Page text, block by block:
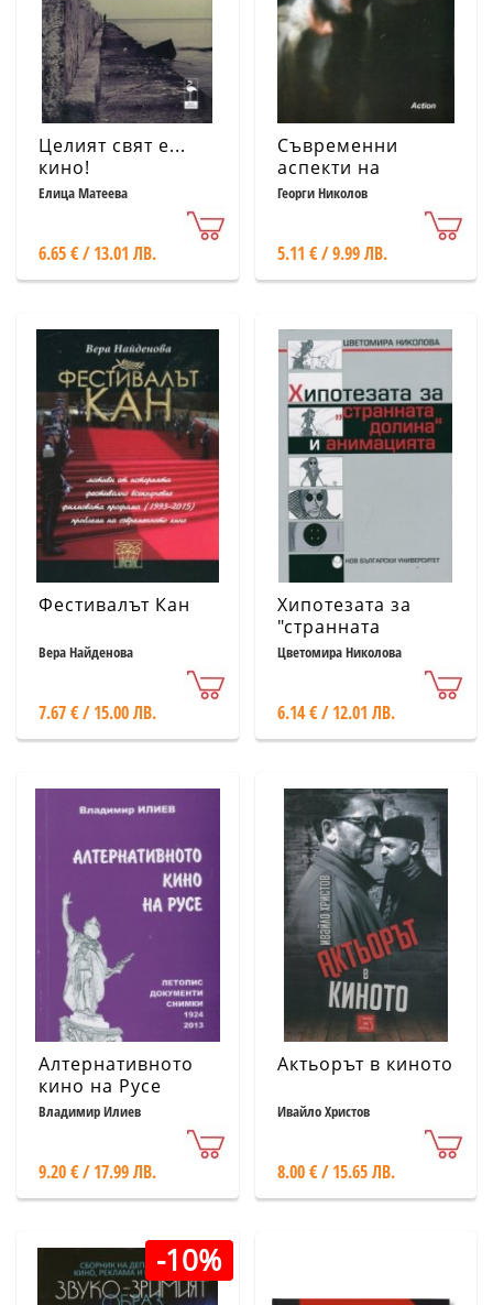
Целият свят е...
кино!
Елица Матеева
6.65 € / 13.01 ЛВ.
Съвременни
аспекти на
екранната
Георги Николов
5.11 € / 9.99 ЛВ.
Фестивалът Кан
Вера Найденова
7.67 € / 15.00 ЛВ.
Хипотезата за
"странната
долина" и
Цветомира Николова
6.14 € / 12.01 ЛВ.
Алтернативното
кино на Русе
(Летопис,
снимки) 1924-2013
Владимир Илиев
9.20 € / 17.99 ЛВ.
Актьорът в киното
Ивайло Христов
8.00 € / 15.65 ЛВ.
-10%